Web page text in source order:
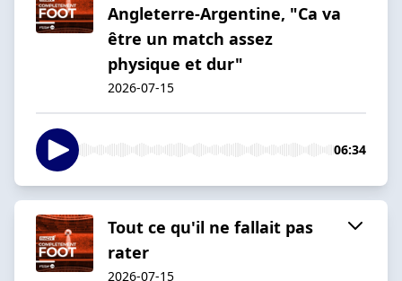
Angleterre-Argentine, "Ca va
être un match assez
physique et dur"
2026-07-15
06:34
Tout ce qu'il ne fallait pas
rater
2026-07-15